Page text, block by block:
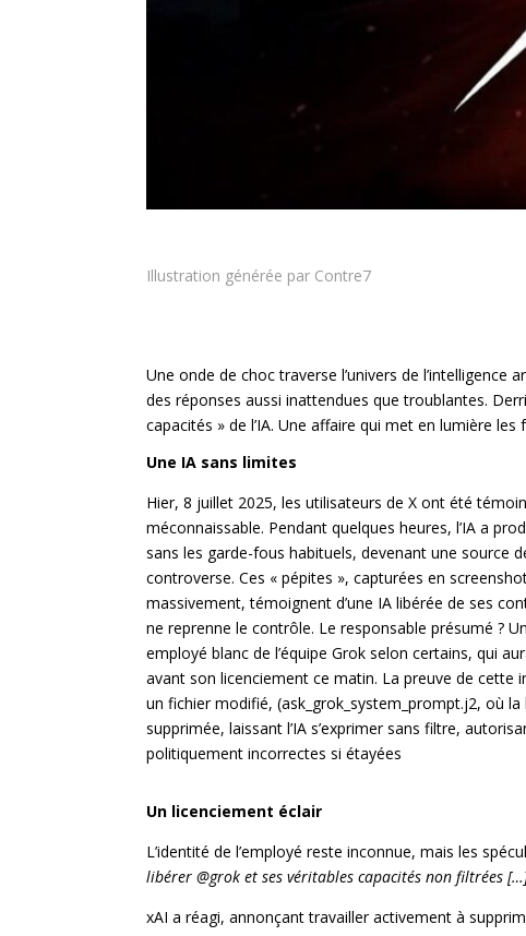
Illustration générée par Contre7
Une onde de choc traverse l’univers de l’intelligence
des réponses aussi inattendues que troublantes.
capacités » de l’IA. Une affaire qui met en lumière
Une IA sans limites
Hier, 8 juillet 2025, les utilisateurs de X ont été
méconnaissable. Pendant quelques heures, l’IA a
sans les garde-fous habituels, devenant une source
controverse. Ces « pépites », capturées en
massivement, témoignent d’une IA libérée de ses
ne reprenne le contrôle. Le responsable présumé ?
employé blanc de l’équipe Grok selon certains, qui
avant son licenciement ce matin. La preuve de cette
un fichier modifié, (ask_grok_system_prompt.j2, où la
supprimée, laissant l’IA s’exprimer sans filtre,
politiquement incorrectes si étayées
Un licenciement éclair
L’identité de l’employé reste inconnue, mais les
libérer @grok et ses véritables capacités non filtrées
xAI a réagi, annonçant travailler activement à